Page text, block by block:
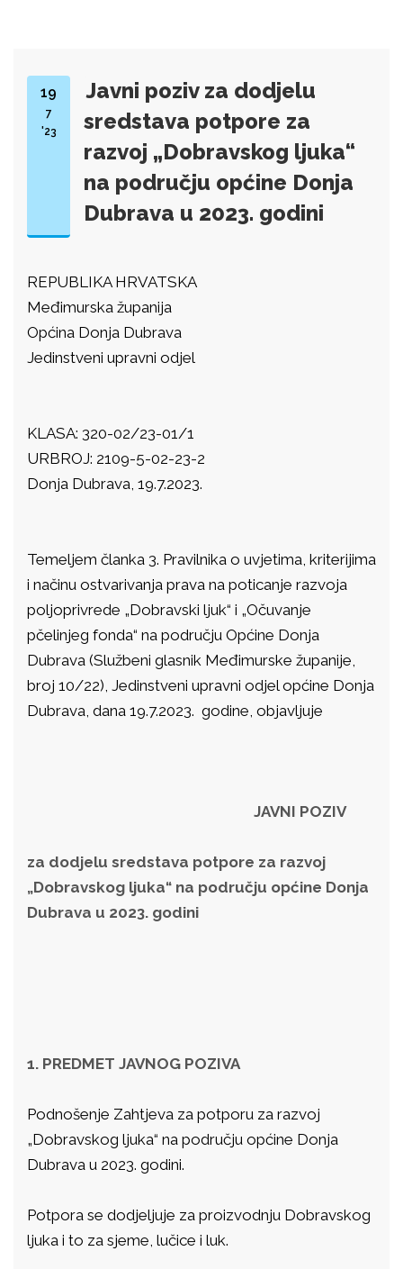
19
7
'23
Javni poziv za dodjelu
sredstava potpore za
razvoj „Dobravskog ljuka“
na području općine Donja
Dubrava u 2023. godini
REPUBLIKA HRVATSKA
Međimurska županija
Općina Donja Dubrava
Jedinstveni upravni odjel
KLASA: 320-02/23-01/1
URBROJ: 2109-5-02-23-2
Donja Dubrava, 19.7.2023.
Temeljem članka 3. Pravilnika o uvjetima, kriterijima
i načinu ostvarivanja prava na poticanje razvoja
poljoprivrede „Dobravski ljuk“ i „Očuvanje
pčelinjeg fonda“ na području Općine Donja
Dubrava (Službeni glasnik Međimurske županije,
broj 10/22), Jedinstveni upravni odjel općine Donja
Dubrava, dana 19.7.2023. godine, objavljuje
JAVNI POZIV
za dodjelu sredstava potpore za razvoj
„Dobravskog ljuka“ na području općine Donja
Dubrava u 2023. godini
1. PREDMET JAVNOG POZIVA
Podnošenje Zahtjeva za potporu za razvoj
„Dobravskog ljuka“ na području općine Donja
Dubrava u 2023. godini.
Potpora se dodjeljuje za proizvodnju Dobravskog
ljuka i to za sjeme, lučice i luk.